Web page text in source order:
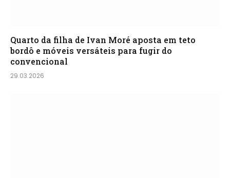
Quarto da filha de Ivan Moré aposta em teto
bordô e móveis versáteis para fugir do
convencional
29.03.2026